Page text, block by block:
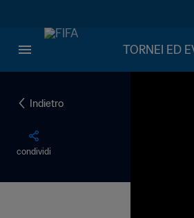
TORNEI ED
Indietro
condividi